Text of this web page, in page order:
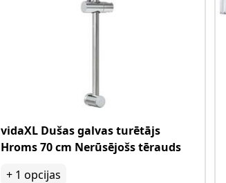
vidaXL Dušas galvas turētājs
Hroms 70 cm Nerūsējošs tērauds
+ 1 opcijas